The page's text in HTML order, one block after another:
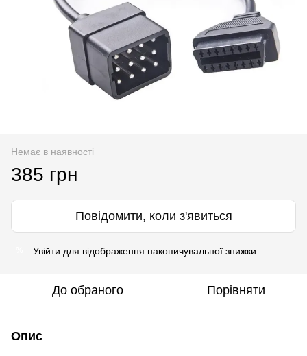
Немає в наявності
385 грн
Повідомити, коли з'явиться
Увійти для відображення накопичувальної знижки
До обраного Порівняти
Опис